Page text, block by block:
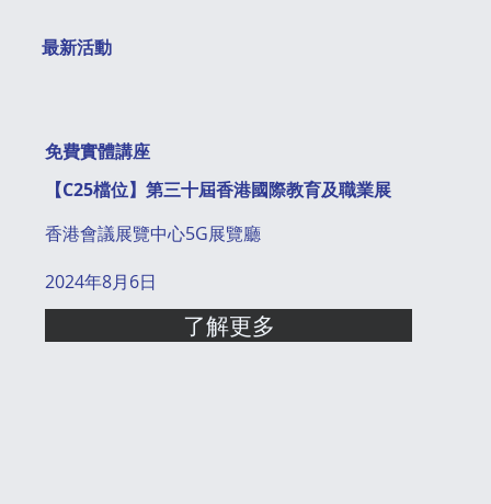
最新活動
【C25檔位】第三十屆香港國際教育及職業展
免費實體講座
香港會議展覽中心5G展覽廳
2024年8月6日
了解更多